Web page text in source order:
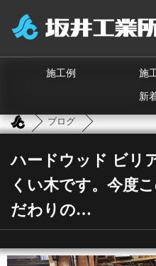
施工例 施
新
ブログ
ハードウッド ビリ
くい木です。今度
だわりの…